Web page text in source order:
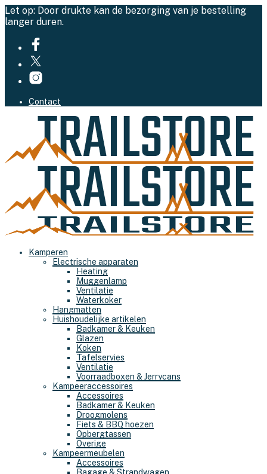
Let op: Door drukte kan de bezorging van je bestelling
langer duren.
Contact
Kamperen
Electrische apparaten
Heating
Muggenlamp
Ventilatie
Waterkoker
Hangmatten
Huishoudelijke artikelen
Badkamer & Keuken
Glazen
Koken
Tafelservies
Ventilatie
Voorraadboxen & Jerrycans
Kampeeraccessoires
Accessoires
Badkamer & Keuken
Droogmolens
Fiets & BBQ hoezen
Opbergtassen
Overige
Kampeermeubelen
Accessoires